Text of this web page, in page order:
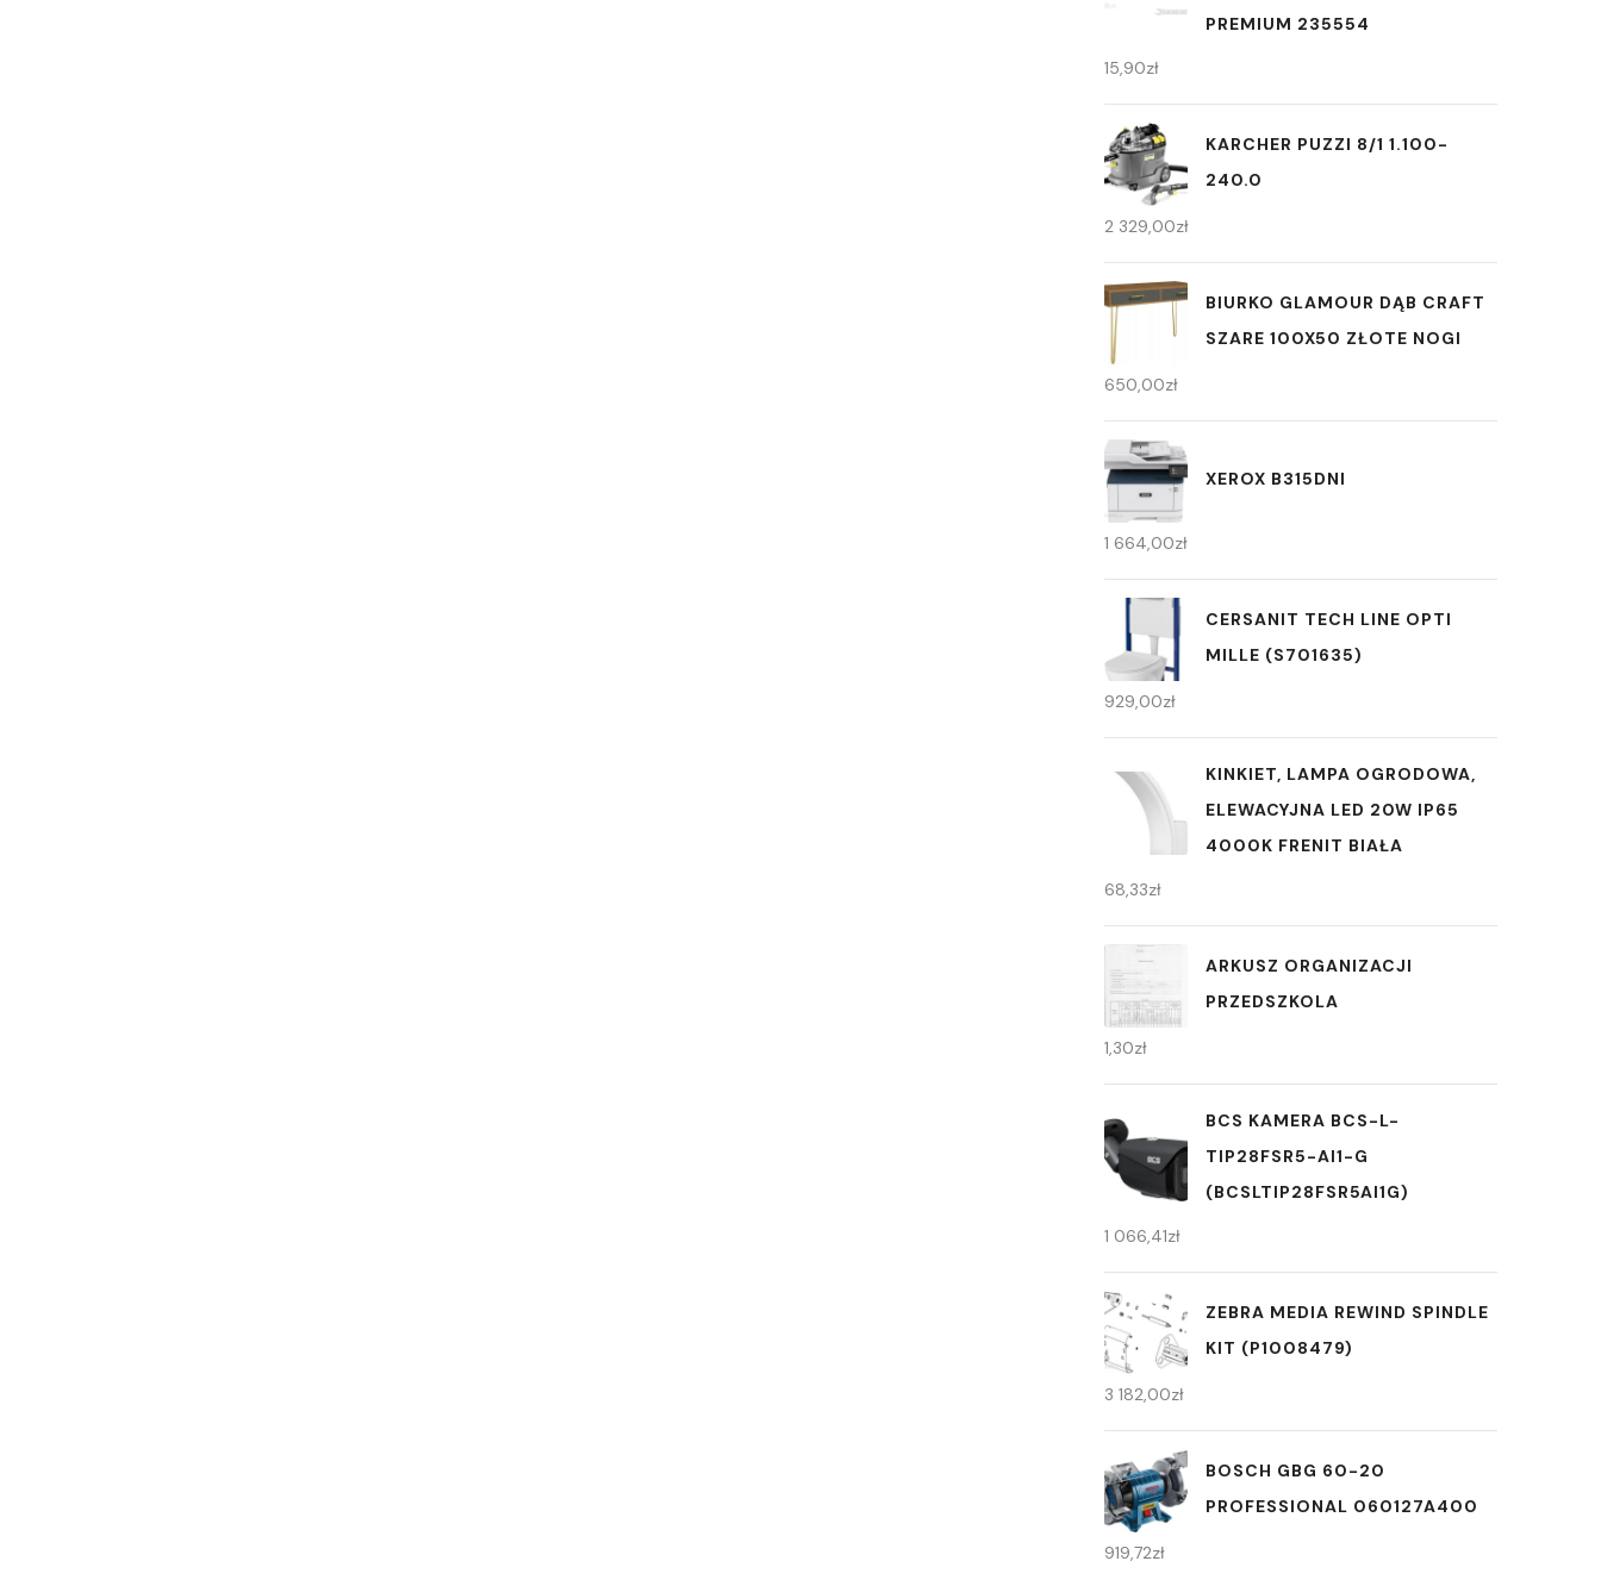
PREMIUM 235554
15,90zł
KARCHER PUZZI 8/1 1.100-
240.0
2 329,00zł
BIURKO GLAMOUR DĄB CRAFT
SZARE 100X50 ZŁOTE NOGI
650,00zł
XEROX B315DNI
1 664,00zł
CERSANIT TECH LINE OPTI
MILLE (S701635)
929,00zł
KINKIET, LAMPA OGRODOWA,
ELEWACYJNA LED 20W IP65
4000K FRENIT BIAŁA
68,33zł
ARKUSZ ORGANIZACJI
PRZEDSZKOLA
1,30zł
BCS KAMERA BCS-L-
TIP28FSR5-AI1-G
(BCSLTIP28FSR5AI1G)
1 066,41zł
ZEBRA MEDIA REWIND SPINDLE
KIT (P1008479)
3 182,00zł
BOSCH GBG 60-20
PROFESSIONAL 060127A400
919,72zł